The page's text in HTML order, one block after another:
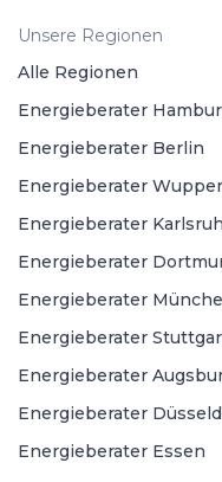
Unsere Regionen
Alle Regionen
Energieberater
Energieberater Berlin
Energieberater
Energieberater
Energieberater
Energieberater
Energieberater
Energieberater
Energieberater
Energieberater Essen